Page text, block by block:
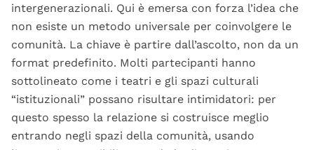
intergenerazionali. Qui è emersa con forza l’idea che
non esiste un metodo universale per coinvolgere le
comunità. La chiave è partire dall’ascolto, non da un
format predefinito. Molti partecipanti hanno
sottolineato come i teatri e gli spazi culturali
“istituzionali” possano risultare intimidatori: per
questo spesso la relazione si costruisce meglio
entrando negli spazi della comunità, usando